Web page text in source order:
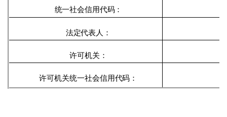
统一社会信用代码：
法定代表人：
许可机关：
许可机关统一社会信用代码：